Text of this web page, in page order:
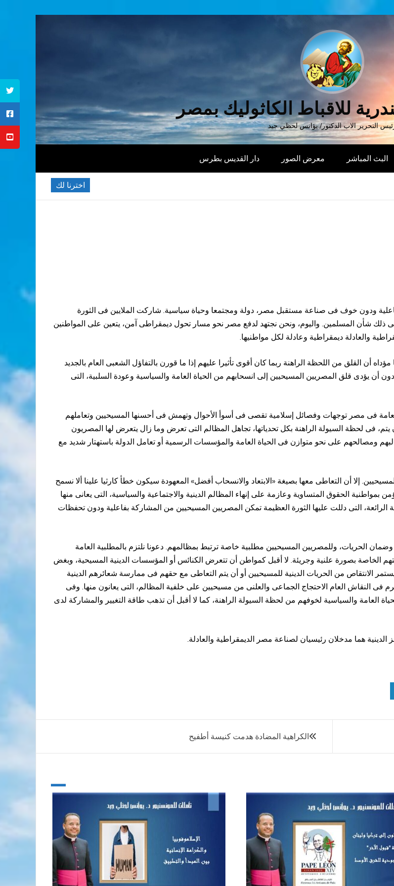
للاقباط الكاثوليك بمصر
التحرير الاب الدكتور/ يؤانس لحظي جيد
البث المباشر معرض الصور دار القديس بطرس
اخترنا لك
ودون خوف فى صناعة مستقبل مصر، دولة ومجتمعا وحياة سياسية. شاركت الملايين فى الثورة
ذلك شأن المسلمين. واليوم، ونحن نجتهد لدفع مصر نحو مسار تحول ديمقراطى آمن، يتعين على المواطنين
والعادلة ديمقراطية وعادلة لكل مواطنيها.
القلق من اللحظة الراهنة ربما كان أقوى تأثيرا عليهم إذا ما قورن بالتفاؤل الشعبى العام بالجديد
أن يؤدى قلق المصريين المسيحيين إلى انسحابهم من الحياة العامة والسياسية وعودة السلبية، التى
فى مصر توجهات وفصائل إسلامية تقصى فى أسوأ الأحوال وتهمش فى أحسنها المسيحيين وتعاملهم
يتم، فى لحظة السيولة الراهنة بكل تحدياتها، تجاهل المظالم التى تعرض وما زال يتعرض لها المصريون
ومصالحهم على نحو متوازن فى الحياة العامة والمؤسسات الرسمية أو تعامل الدولة باستهتار شديد مع
إلا أن التعاطى معها بصيغة «الابتعاد والانسحاب أفضل» المعهودة سيكون خطأ كارثيا علينا ألا نسمح
الحقوق المتساوية وعازمة على إنهاء المظالم الدينية والاجتماعية والسياسية، التى يعانى منها
الرائعة، التى دللت عليها الثورة العظيمة تمكن المصريين المسيحيين من المشاركة بفاعلية ودون تحفظات
الحريات، وللمصريين المسيحيين مطلبية خاصة ترتبط بمظالمهم. دعونا نلتزم بالمطلبية العامة
الخاصة بصورة علنية وجريئة. لا أقبل كمواطن أن تتعرض الكنائس أو المؤسسات الدينية المسيحية، وبغض
الانتقاص من الحريات الدينية للمسيحيين أو أن يتم التعاطى مع حقهم فى ممارسة شعائرهم الدينية
فى النقاش العام الاحتجاج الجماعى والعلنى من مسيحيين على خلفية المظالم، التى يعانون منها. وفى
والسياسية لخوفهم من لحظة السيولة الراهنة، كما لا أقبل أن تذهب طاقة التغيير والمشاركة لدى
الدينية هما مدخلان رئيسيان لصناعة مصر الديمقراطية والعادلة.
الكراهية المضادة هدمت كنيسة أطفيح